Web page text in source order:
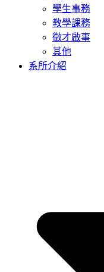
學生事務
教學課務
徵才啟事
其他
系所介紹